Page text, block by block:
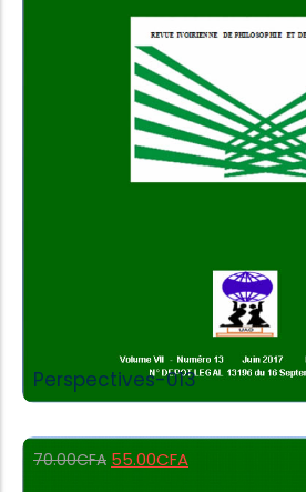
Perspectives-013
View Products
70.00CFA 55.00CFA